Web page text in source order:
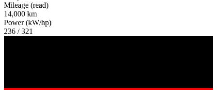
Mileage (read)
14,000 km
Power (kW/hp)
236 / 321